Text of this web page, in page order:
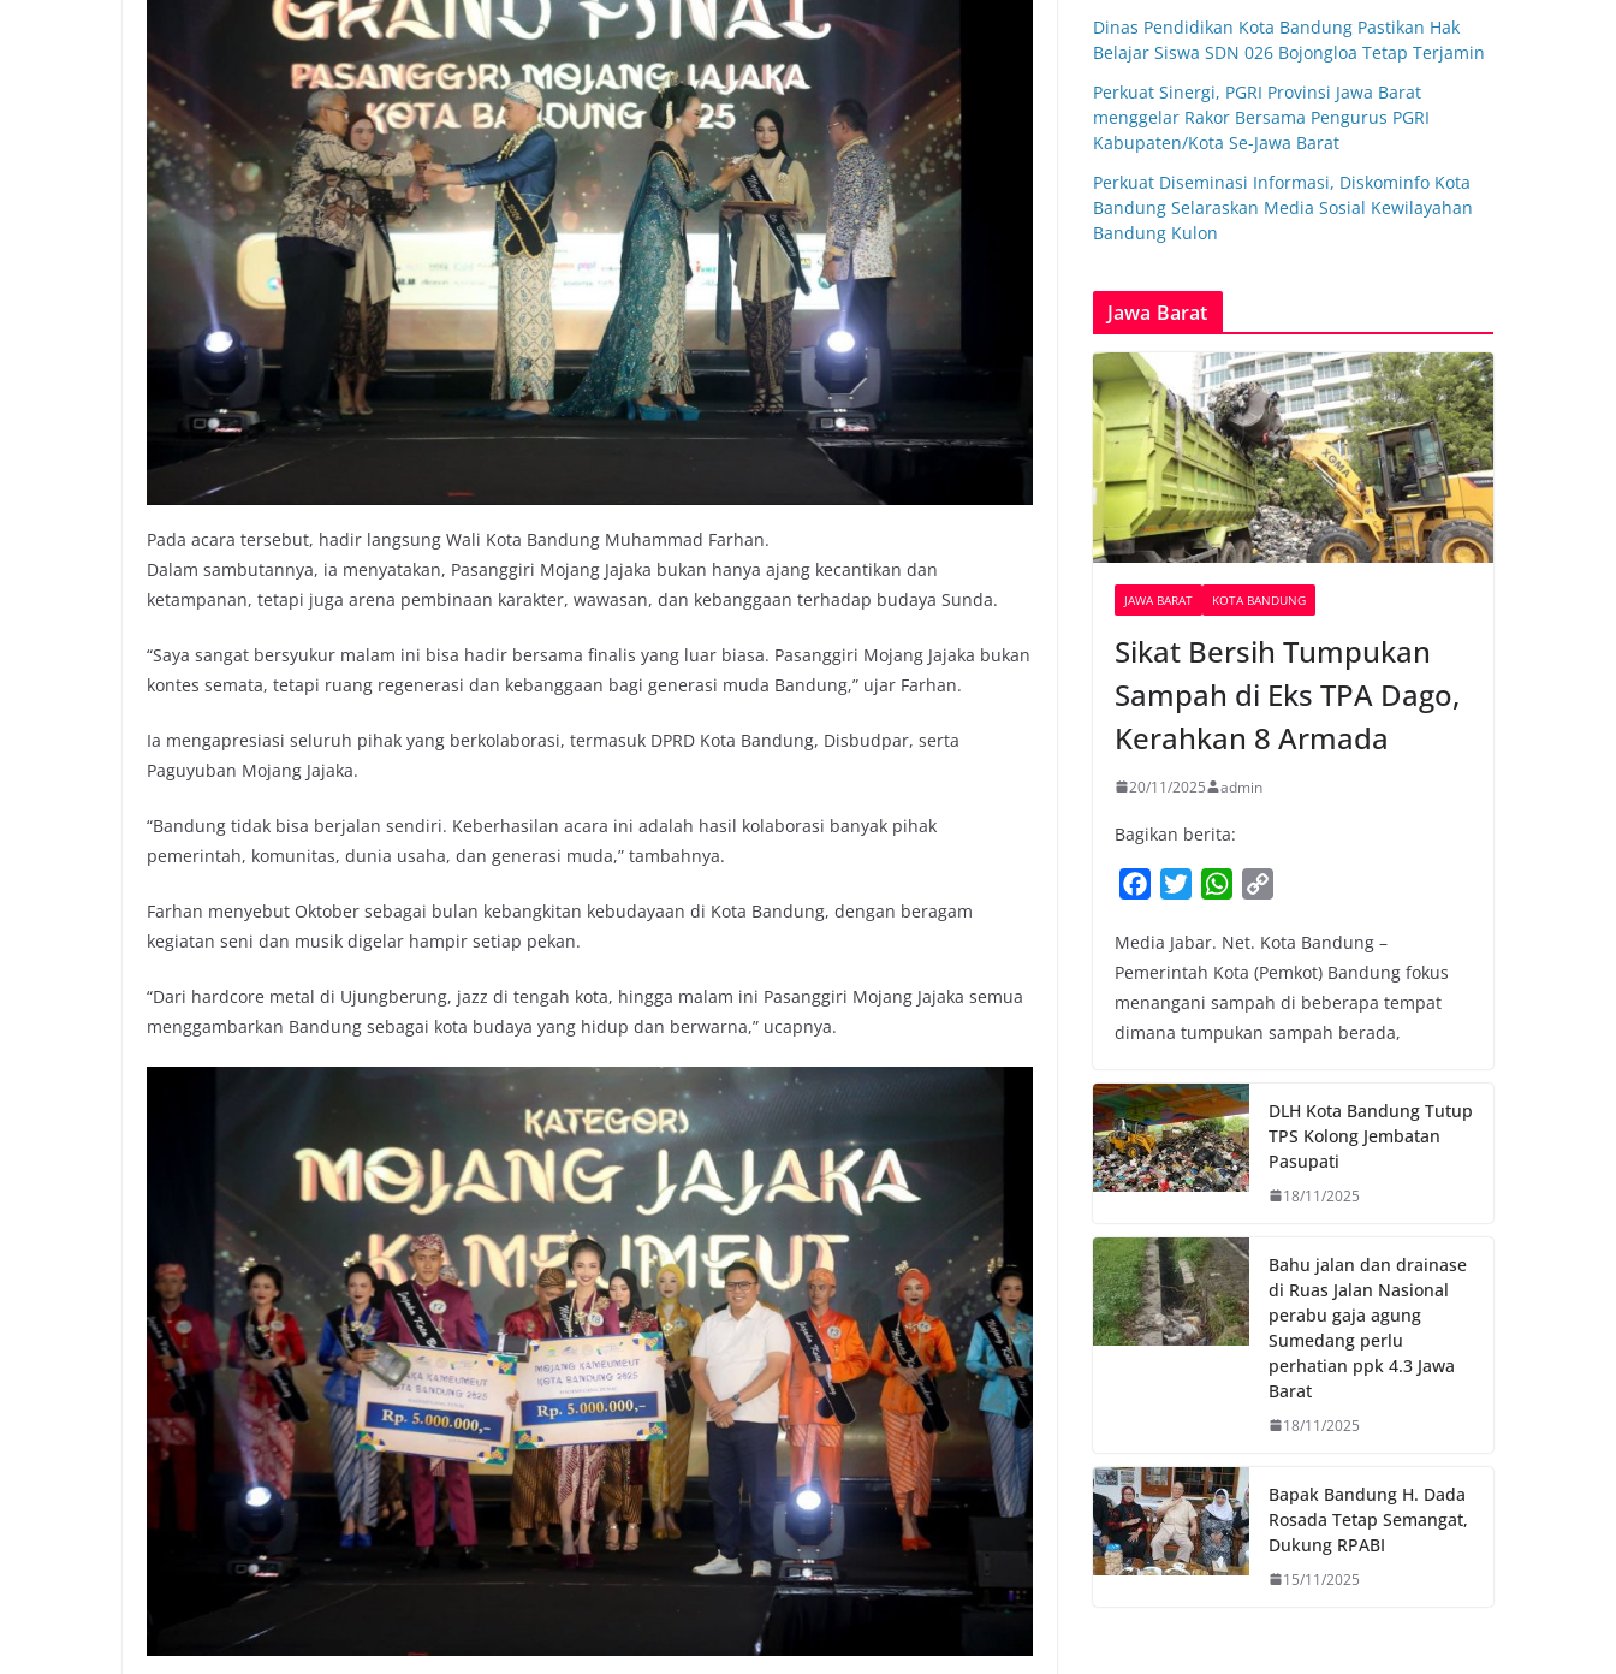
Pada acara tersebut, hadir langsung Wali Kota Bandung Muhammad Farhan.
Dalam sambutannya, ia menyatakan, Pasanggiri Mojang Jajaka bukan hanya ajang kecantikan dan
ketampanan, tetapi juga arena pembinaan karakter, wawasan, dan kebanggaan terhadap budaya Sunda.
“Saya sangat bersyukur malam ini bisa hadir bersama finalis yang luar biasa. Pasanggiri Mojang Jajaka bukan
kontes semata, tetapi ruang regenerasi dan kebanggaan bagi generasi muda Bandung,” ujar Farhan.
Ia mengapresiasi seluruh pihak yang berkolaborasi, termasuk DPRD Kota Bandung, Disbudpar, serta
Paguyuban Mojang Jajaka.
“Bandung tidak bisa berjalan sendiri. Keberhasilan acara ini adalah hasil kolaborasi banyak pihak
pemerintah, komunitas, dunia usaha, dan generasi muda,” tambahnya.
Farhan menyebut Oktober sebagai bulan kebangkitan kebudayaan di Kota Bandung, dengan beragam
kegiatan seni dan musik digelar hampir setiap pekan.
“Dari hardcore metal di Ujungberung, jazz di tengah kota, hingga malam ini Pasanggiri Mojang Jajaka semua
menggambarkan Bandung sebagai kota budaya yang hidup dan berwarna,” ucapnya.
Dinas Pendidikan Kota Bandung Pastikan Hak
Belajar Siswa SDN 026 Bojongloa Tetap Terjamin
Perkuat Sinergi, PGRI Provinsi Jawa Barat
menggelar Rakor Bersama Pengurus PGRI
Kabupaten/Kota Se-Jawa Barat
Perkuat Diseminasi Informasi, Diskominfo Kota
Bandung Selaraskan Media Sosial Kewilayahan
Bandung Kulon
Jawa Barat
JAWA BARAT KOTA BANDUNG
Sikat Bersih Tumpukan
Sampah di Eks TPA Dago,
Kerahkan 8 Armada
20/11/2025 admin
Bagikan berita:
c
e
b
o
k
i
t
t
e
W
a
t
s
A
p
p
y
L
i
k
Media Jabar. Net. Kota Bandung –
Pemerintah Kota (Pemkot) Bandung fokus
menangani sampah di beberapa tempat
dimana tumpukan sampah berada,
DLH Kota Bandung Tutup
TPS Kolong Jembatan
Pasupati
18/11/2025
Bahu jalan dan drainase
di Ruas Jalan Nasional
perabu gaja agung
Sumedang perlu
perhatian ppk 4.3 Jawa
Barat
18/11/2025
Bapak Bandung H. Dada
Rosada Tetap Semangat,
Dukung RPABI
15/11/2025